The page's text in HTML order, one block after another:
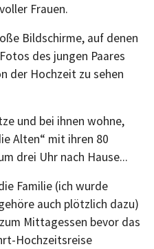
Frauen.
Bildschirme, auf denen
des jungen Paares
der Hochzeit zu sehen
und bei ihnen wohne,
Alten“ mit ihren 80
drei Uhr nach Hause...
Familie (ich wurde
auch plötzlich dazu)
Mittagessen bevor das
Hochzeitsreise